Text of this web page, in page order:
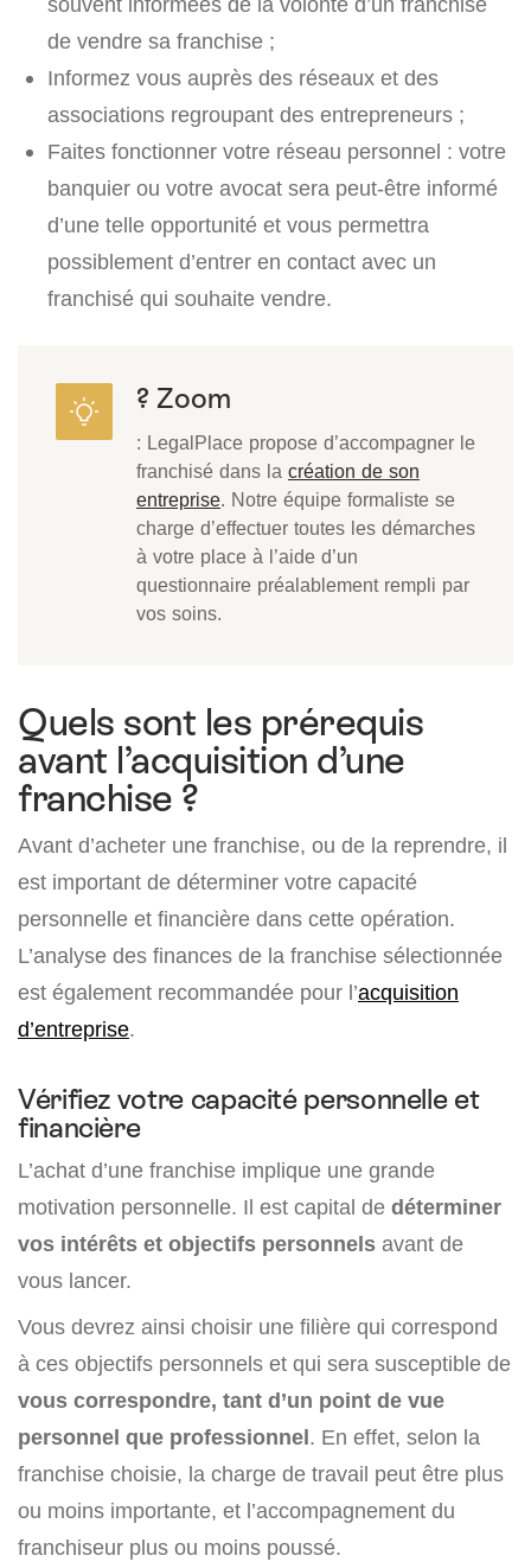
de vendre sa franchise ;
Informez vous auprès des réseaux et des
associations regroupant des entrepreneurs ;
Faites fonctionner votre réseau personnel : votre
banquier ou votre avocat sera peut-être informé
d’une telle opportunité et vous permettra
possiblement d’entrer en contact avec un
franchisé qui souhaite vendre.
? Zoom
: LegalPlace propose d’accompagner le
franchisé dans la création de son
entreprise. Notre équipe formaliste se
charge d’effectuer toutes les démarches
à votre place à l’aide d’un
questionnaire préalablement rempli par
vos soins.
Quels sont les prérequis
avant l’acquisition d’une
franchise ?
Avant d’acheter une franchise, ou de la reprendre, il
est important de déterminer votre capacité
personnelle et financière dans cette opération.
L’analyse des finances de la franchise sélectionnée
est également recommandée pour l’acquisition
d’entreprise.
Vérifiez votre capacité personnelle et
financière
L’achat d’une franchise implique une grande
motivation personnelle. Il est capital de déterminer
vos intérêts et objectifs personnels avant de
vous lancer.
Vous devrez ainsi choisir une filière qui correspond
à ces objectifs personnels et qui sera susceptible de
vous correspondre, tant d’un point de vue
personnel que professionnel. En effet, selon la
franchise choisie, la charge de travail peut être plus
ou moins importante, et l’accompagnement du
franchiseur plus ou moins poussé.